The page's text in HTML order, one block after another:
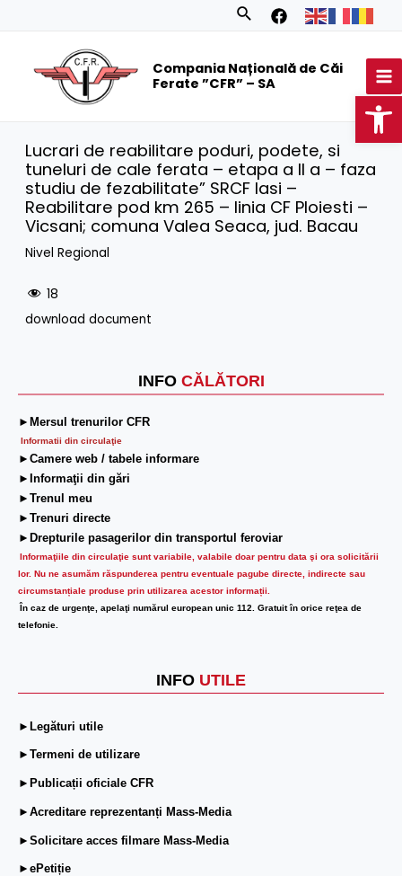
Search
Compania Națională de Căi
Ferate ”CFR” – SA
INFO CĂLĂTORI
►Mersul trenurilor CFR
Informatii din circulaţie
►Camere web / tabele informare
►Informaţii din gări
►Trenul meu
►Trenuri directe
►Drepturile pasagerilor din transportul feroviar
Informaţiile din circulaţie sunt variabile, valabile doar pentru data şi ora solicitării
lor. Nu ne asumăm răspunderea pentru eventuale pagube directe, indirecte sau
circumstanțiale produse prin utilizarea acestor informații.
În caz de urgenţe, apelaţi numărul european unic 112. Gratuit în orice reţea de
telefonie.
INFO UTILE
►Legături utile
►Termeni de utilizare
►Publicații oficiale CFR
►Acreditare reprezentanți Mass-Media
►Solicitare acces filmare Mass-Media
►ePetiție
Lucrari de reabilitare poduri, podete, si
tuneluri de cale ferata – etapa a II a – faza
studiu de fezabilitate” SRCF Iasi –
Reabilitare pod km 265 – linia CF Ploiesti –
Vicsani; comuna Valea Seaca, jud. Bacau
Nivel Regional
18
download document